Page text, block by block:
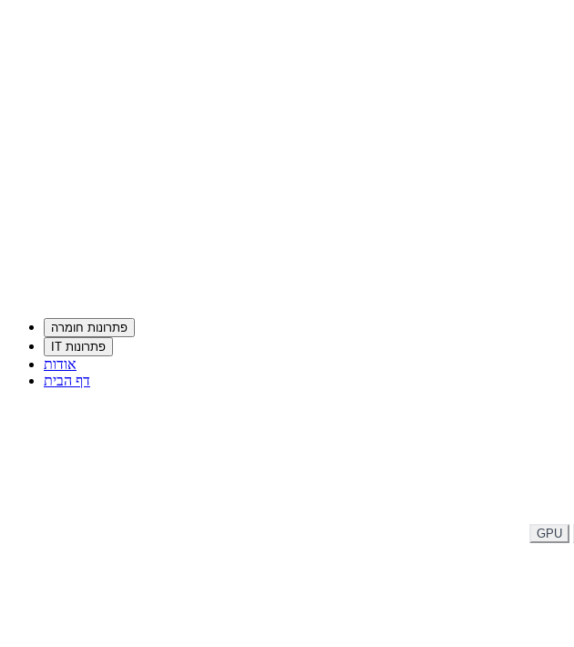
פתרונות חומרה
פתרונות IT
אודות
דף הבית
GPU